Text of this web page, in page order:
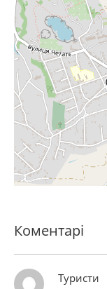
Коментарі
Туристи